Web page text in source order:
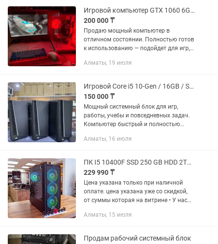
превосходит сборки...
Игровой компьютер GTX 1060 6GB, i5-8500, 16GB
200 000 ₸
Продаю мощный компьютер в
отличном состоянии. Полностью готов
к использованию — подойдет для игр,
повседневных задач. Ничего докупать
Алматы, 19 июля
Игровой Core i5 10-Gen / 16GB / SSDHDD / GTX 1650 системный блок
150 000 ₸
Мощный системный блок для игр,
работы, учебы и повседневных задач.
Компьютер быстрый и полностью
Процессор: Intel Core i5-10400 (6 ядер /
Алматы, 16 июля
ПК I5 10400F SSD 250 GB HDD 2TB Gigabyte B460m DS3H Магазин Red Geek
229 990 ₸
Цена указана только при наличной
оплате. цена указана уже со скидкой,
от суммы которая на витрине • У нас
• мы предоставляем официальную
Алматы, 15 июля
Продам рабочий системный блок